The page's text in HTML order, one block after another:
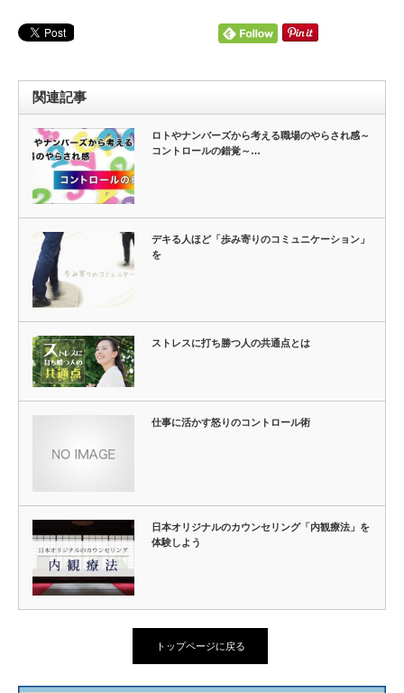
関連記事
ロトやナンバーズから考える職場のやらされ感～
コントロールの錯覚～…
デキる人ほど「歩み寄りのコミュニケーション」
を
ストレスに打ち勝つ人の共通点とは
仕事に活かす怒りのコントロール術
日本オリジナルのカウンセリング「内観療法」を
体験しよう
トップページに戻る